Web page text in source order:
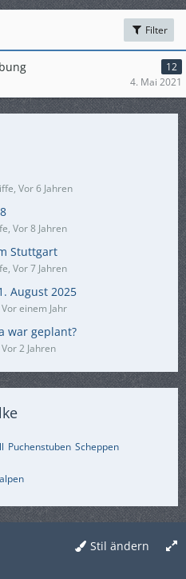
Filter
12
4. Mai 2021
Vor 6 Jahren
Vor 8 Jahren
Stuttgart
Vor 7 Jahren
August 2025
einem Jahr
war geplant?
2 Jahren
Puchenstuben Scheppen
Stil ändern